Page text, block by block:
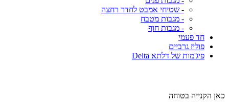
- שטיחי אמבט לחדר רחצה
- מגבות מטבח
- מגבות חוף
חד פעמי
פוליז גרביים
פיג'מות של דלתא Delta
כאן הקנייה בטוחה